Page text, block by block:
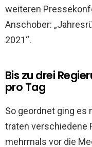
weiteren
Anschober:
2021“.
Bis zu drei
pro Tag
So geordnet ging es
traten verschiedene
mehrmals vor die